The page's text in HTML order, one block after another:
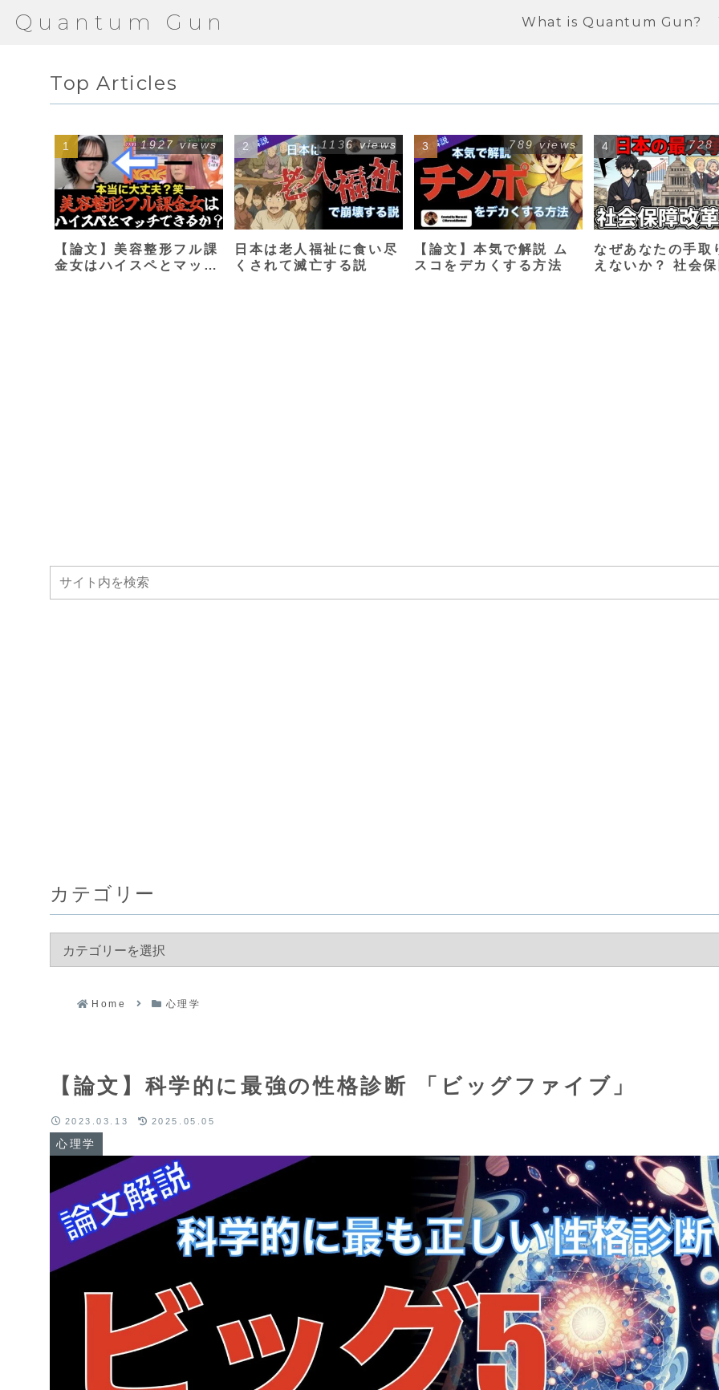
Quantum Gun What is Quantum Gun?
Top Articles
【論文】美容整形フル課
金女はハイスペとマッチ
1927 views
日本は老人福祉に食い尽
くされて滅亡する説
1136 views
【論文】本気で解説 ム
スコをデカくする方法
789 views
なぜあなたの手取
えないか？ 社会保
728
カテゴリー
Home 心理学
【論文】科学的に最強の性格診断 「ビッグファイブ」
心理学
2023.03.13 2025.05.05